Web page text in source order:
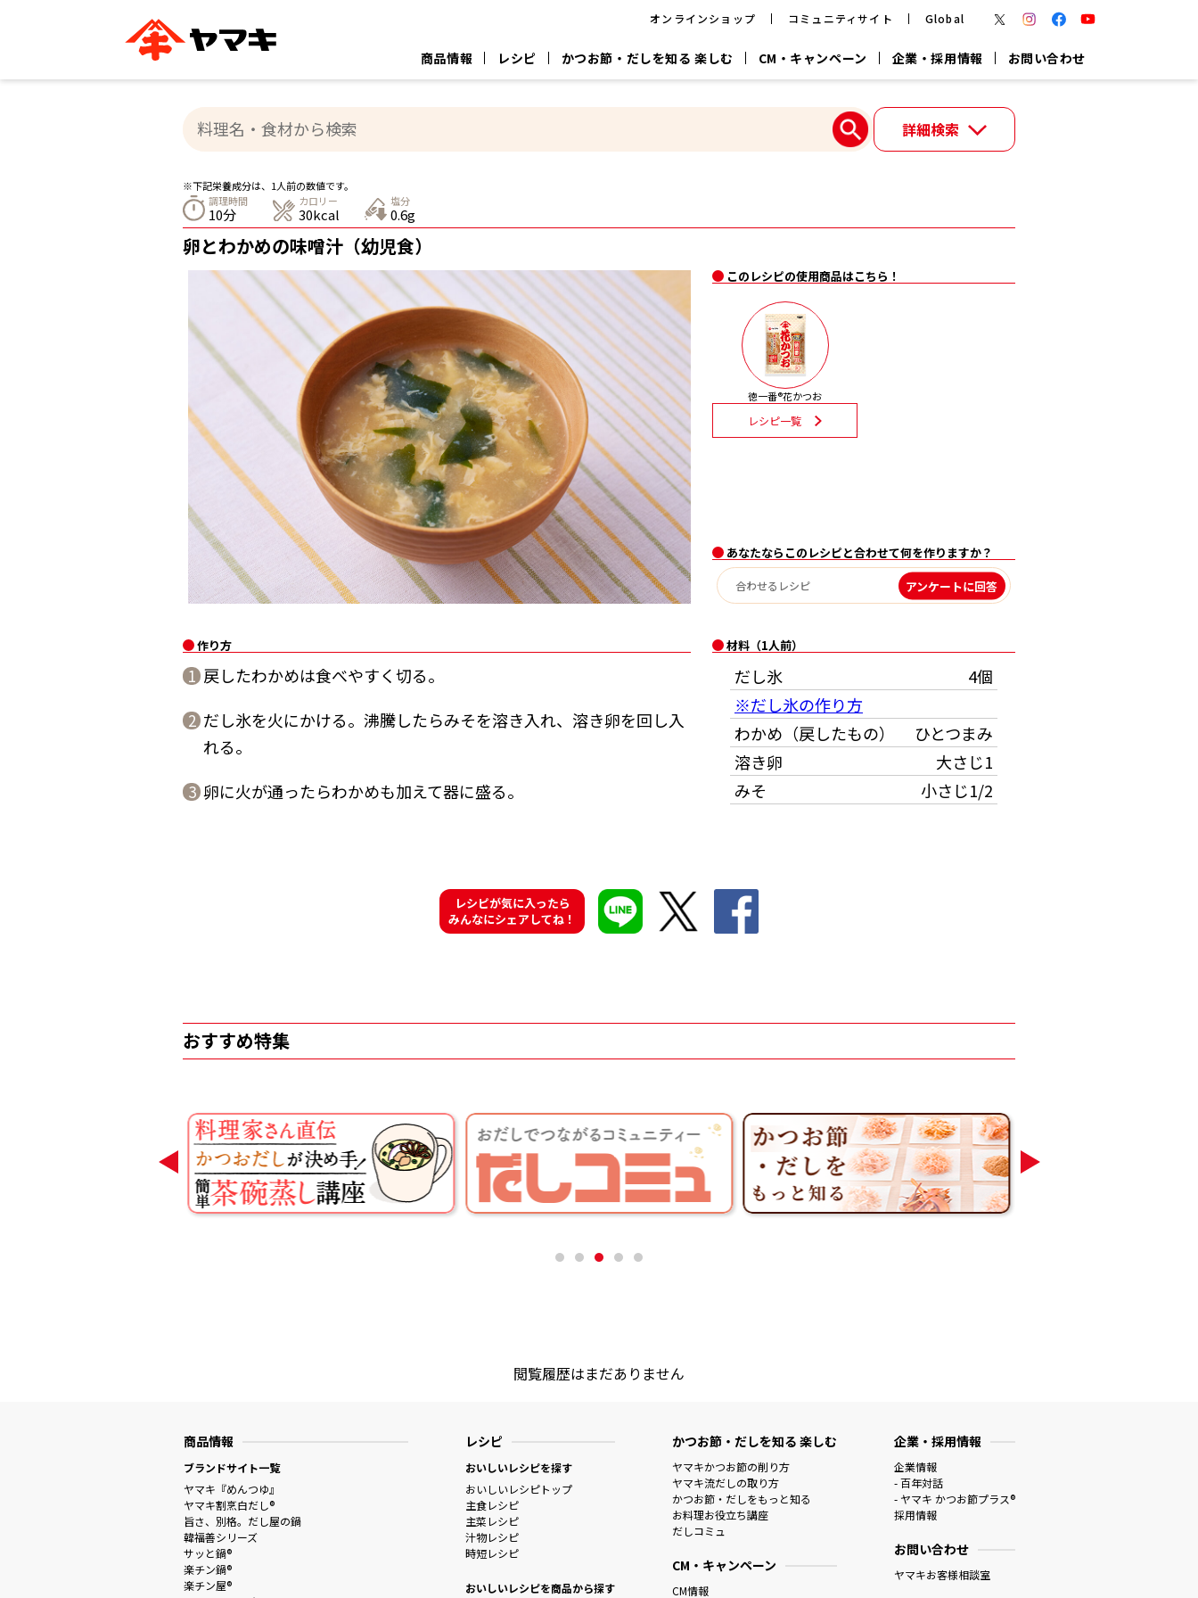
オンラインショップ コミュニティサイト Global
商品情報 レシピ かつお節・だしを知る 楽しむ CM・キャンペーン 企業・採用情報 お問い合わせ
ヤマキ
ヤマキ
楽チン鍋® 楽チン屋®
ストレート
つゆ
新鮮一番
カテゴリー別
かつおパック 煮干 粉末 だしの素 だしパック 白だし
おいしいレシピTOP
汁物レシピ
レシピ特設サイト
ヤマキかつお節の削り方 ヤマキ流だしの取り方
CM情報
企業情報
ジョブリターン制
詳細検索
※下記栄養成分は、1人前の数値です。
調理時間
10分
カロリー
30kcal
塩分
0.6g
卵とわかめの味噌汁（幼児食）
このレシピの使用商品はこちら！
徳一番®花かつお
レシピ一覧
あなたならこのレシピと合わせて何を作りますか？
アンケートに回答
作り方
1 戻したわかめは食べやすく切る。
2 だし氷を火にかける。沸騰したらみそを溶き入れ、溶き卵を回し入
れる。
3 卵に火が通ったらわかめも加えて器に盛る。
材料（1人前）
だし氷
4個
※だし氷の作り方
わかめ（戻したもの）
ひとつまみ
溶き卵
大さじ1
みそ
小さじ1/2
レシピが気に入ったら
みんなにシェアしてね！
おすすめ特集
閲覧履歴はまだありません
商品情報
ブランドサイト一覧
ヤマキ『めんつゆ』
ヤマキ割烹白だし®
旨さ、別格。だし屋の鍋
韓福善シリーズ
サッと鍋®
楽チン鍋®
楽チン屋®
レシピ
おいしいレシピを探す
おいしいレシピトップ
主食レシピ
主菜レシピ
汁物レシピ
時短レシピ
おいしいレシピを商品から探す
かつお節・だしを知る 楽しむ
ヤマキかつお節の削り方
ヤマキ流だしの取り方
かつお節・だしをもっと知る
お料理お役立ち講座
だしコミュ
CM・キャンペーン
CM情報
企業・採用情報
企業情報
- 百年対話
- ヤマキ かつお節プラス®
採用情報
お問い合わせ
ヤマキお客様相談室